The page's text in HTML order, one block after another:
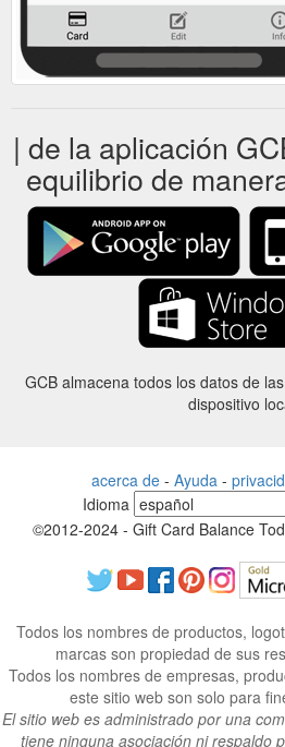
| de la aplicación
equilibrio de
GCB almacena todos los datos de
dispositivo
acerca de- Ayuda -
Idioma
©2012-2024 - Gift Card Balance
Todos los nombres de productos,
marcas son propiedad de sus
Todos los nombres de empresas,
este sitio web son solo para
El sitio web es administrado por una
tiene ninguna asociación ni respaldo